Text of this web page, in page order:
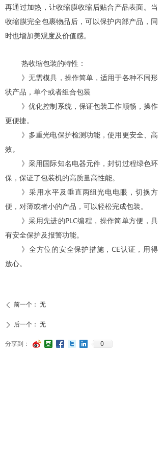
再通过加热，让收缩膜收缩后贴合产品表面。当
收缩膜完全包裹物品后，可以保护内部产品，同
时也增加美观度及价值感。
热收缩包装的特性：
》无需模具，操作简单，适用于各种不同形
状产品，单个或者组合包装
》优化控制系统，保证包装工作顺畅，操作
更便捷。
》多重光电保护检测功能，使用更安全、高
效。
》采用国际知名电器元件，封切过程绿色环
保，保证了包装机的高质量高性能。
》采用水平及垂直两组光电电眼，切换方
便，对薄或者小的产品，可以轻松完成包装。
》采用先进的PLC编程，操作简单方便，具
有安全保护及报警功能。
》全方位的安全保护措施，CE认证，用得
放心。
ꄴ 前一个： 无
ꄲ 后一个： 无
分享到： 0